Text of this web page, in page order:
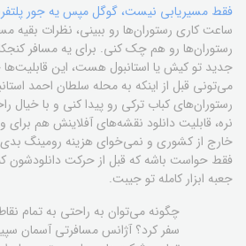
فقط مسیر‌یابی نیست، گوگل مپس یه جور پلتفرم
ساعت کاری رستوران‌ها رو ببینی، نظرات بقیه
رستوران‌ها رو هم چک کنی. برای یه مسافر
جدید تو کیش یا استانبول هست، این قابلیت‌ها
می‌تونی قبل از اینکه به محله سلطان احمد
رستوران‌های کباب ترکی رو پیدا کنی و با
نره، قابلیت دانلود نقشه‌های آفلاینش هم برای
خارج از کشوری و نمی‌خوای هزینه رومینگ
فقط حواست باشه که قبل از حرکت دانلودشون
جعبه ابزار کامله تو جیبت.
چگونه می‌توان به راحتی به تمام نقاط
سفر کرد؟ آژانس مسافرتی آسمان